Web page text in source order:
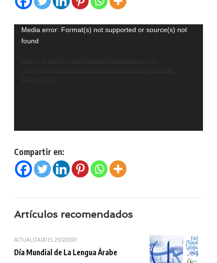
Reproductor
Media error: Format(s) not supported or source(s) not
found
Compartir en:
Artículos recomendados
ACTUALIZADO EL 25/12/2020
Día Mundial de La Lengua Árabe